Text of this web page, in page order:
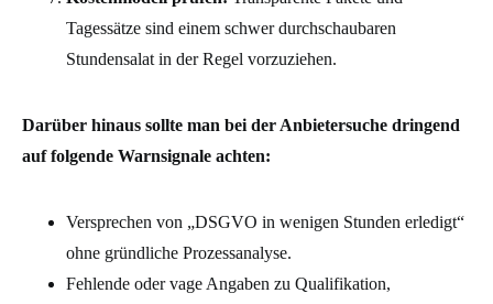
Tagessätze sind einem schwer durchschaubaren
Stundensalat in der Regel vorzuziehen.
Darüber hinaus sollte man bei der Anbietersuche dringend
auf folgende Warnsignale achten:
Versprechen von „DSGVO in wenigen Stunden erledigt“
ohne gründliche Prozessanalyse.
Fehlende oder vage Angaben zu Qualifikation,